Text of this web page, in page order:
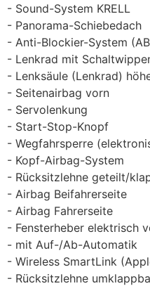
Sound-System KRELL
Panorama-Schiebedach
Anti-Blockier-System
Lenkrad mit
Lenksäule (Lenkrad)
Seitenairbag vorn
Servolenkung
Start-Stop-Knopf
Wegfahrsperre
Kopf-Airbag-System
Rücksitzlehne geteilt/
Airbag Beifahrerseite
Airbag Fahrerseite
Fensterheber elektrisch
mit Auf-/Ab-Automatik
Wireless SmartLink
Rücksitzlehne